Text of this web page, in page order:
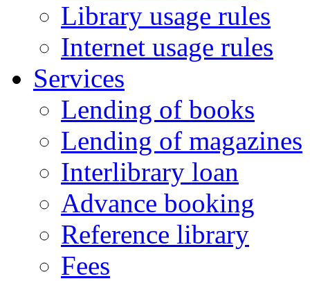
Library usage rules
Internet usage rules
Services
Lending of books
Lending of magazines
Interlibrary loan
Advance booking
Reference library
Fees